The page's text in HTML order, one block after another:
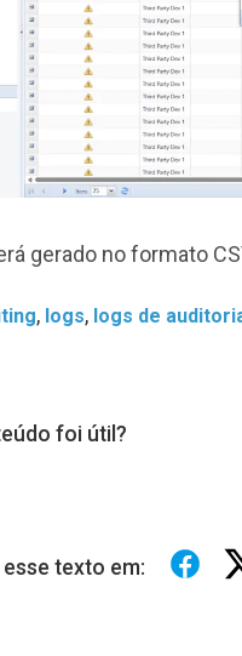
gerado no formato
, logs, logs de
foi útil?
texto em: